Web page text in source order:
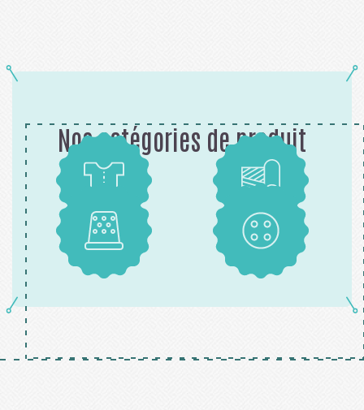
Nos catégories de produit
Patrons Tissus
Mercerie Boutons